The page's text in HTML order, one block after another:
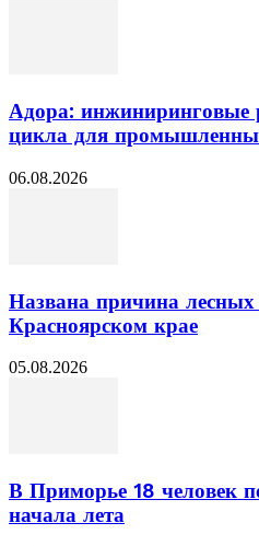
Адора: инжиниринговые
цикла для
06.08.2026
Названа причина
Красноярском крае
05.08.2026
В Приморье 18 человек
начала лета